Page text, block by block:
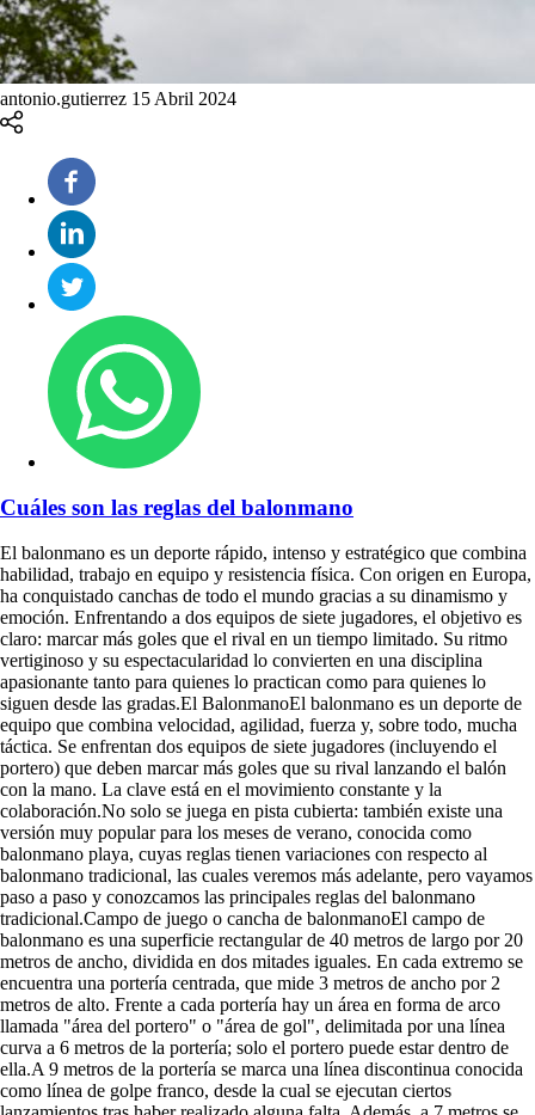
antonio.gutierrez 15 Abril 2024
Cuáles son las reglas del balonmano
El balonmano es un deporte rápido, intenso y estratégico que combina
habilidad, trabajo en equipo y resistencia física. Con origen en Europa,
ha conquistado canchas de todo el mundo gracias a su dinamismo y
emoción. Enfrentando a dos equipos de siete jugadores, el objetivo es
claro: marcar más goles que el rival en un tiempo limitado. Su ritmo
vertiginoso y su espectacularidad lo convierten en una disciplina
apasionante tanto para quienes lo practican como para quienes lo
siguen desde las gradas.El BalonmanoEl balonmano es un deporte de
equipo que combina velocidad, agilidad, fuerza y, sobre todo, mucha
táctica. Se enfrentan dos equipos de siete jugadores (incluyendo el
portero) que deben marcar más goles que su rival lanzando el balón
con la mano. La clave está en el movimiento constante y la
colaboración.No solo se juega en pista cubierta: también existe una
versión muy popular para los meses de verano, conocida como
balonmano playa, cuyas reglas tienen variaciones con respecto al
balonmano tradicional, las cuales veremos más adelante, pero vayamos
paso a paso y conozcamos las principales reglas del balonmano
tradicional.Campo de juego o cancha de balonmanoEl campo de
balonmano es una superficie rectangular de 40 metros de largo por 20
metros de ancho, dividida en dos mitades iguales. En cada extremo se
encuentra una portería centrada, que mide 3 metros de ancho por 2
metros de alto. Frente a cada portería hay un área en forma de arco
llamada "área del portero" o "área de gol", delimitada por una línea
curva a 6 metros de la portería; solo el portero puede estar dentro de
ella.A 9 metros de la portería se marca una línea discontinua conocida
como línea de golpe franco, desde la cual se ejecutan ciertos